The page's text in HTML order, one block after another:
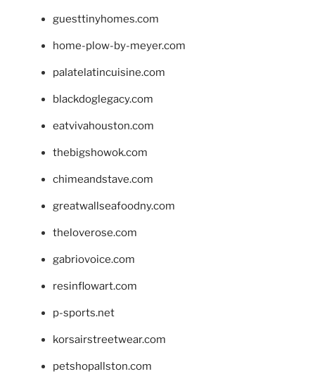
guesttinyhomes.com
home-plow-by-meyer.com
palatelatincuisine.com
blackdoglegacy.com
eatvivahouston.com
thebigshowok.com
chimeandstave.com
greatwallseafoodny.com
theloverose.com
gabriovoice.com
resinflowart.com
p-sports.net
korsairstreetwear.com
petshopallston.com